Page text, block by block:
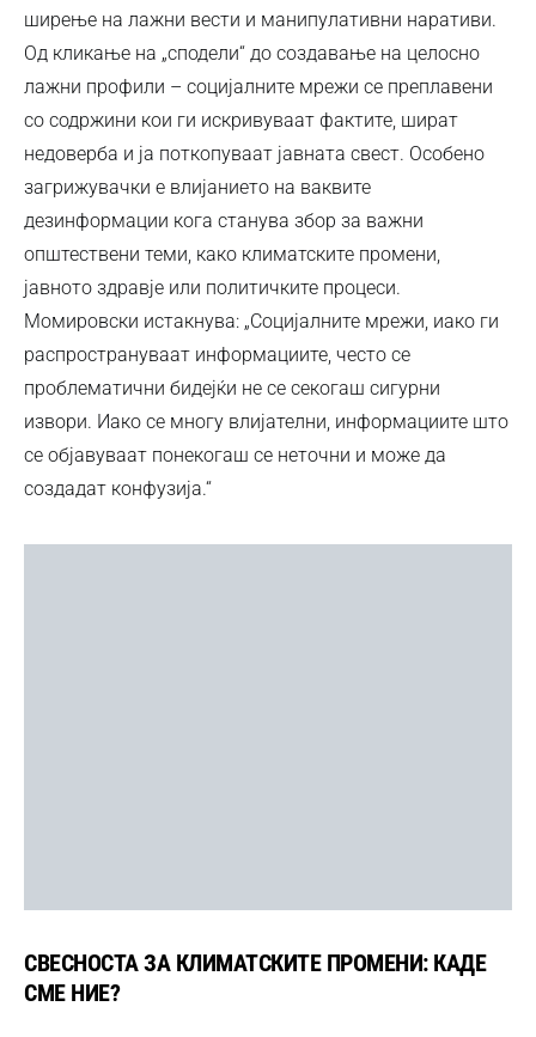
ширење на лажни вести и манипулативни наративи.
Од кликање на „сподели“ до создавање на целосно
лажни профили – социјалните мрежи се преплавени
со содржини кои ги искривуваат фактите, шират
недоверба и ја поткопуваат јавната свест. Особено
загрижувачки е влијанието на ваквите
дезинформации кога станува збор за важни
општествени теми, како климатските промени,
јавното здравје или политичките процеси.
Момировски истакнува: „Социјалните мрежи, иако ги
распространуваат информациите, често се
проблематични бидејќи не се секогаш сигурни
извори. Иако се многу влијателни, информациите што
се објавуваат понекогаш се неточни и може да
создадат конфузија.“
СВЕСНОСТА ЗА КЛИМАТСКИТЕ ПРОМЕНИ: КАДЕ
СМЕ НИЕ?